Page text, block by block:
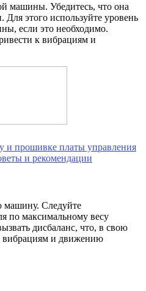
машины. Убедитесь, что она
Для этого используйте уровень
если это необходимо.
к вибрациям и
и прошивке платы управления
и рекомендации
машину. Следуйте
по максимальному весу
дисбаланс, что, в свою
вибрациям и движению